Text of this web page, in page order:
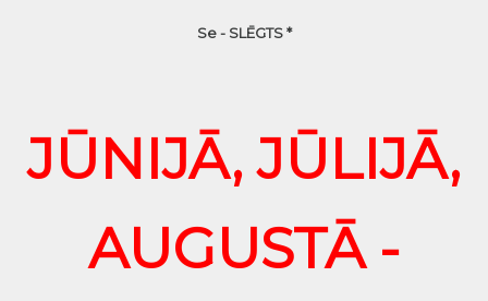
Se - SLĒGTS *
JŪNIJĀ, JŪLIJĀ,
AUGUSTĀ -